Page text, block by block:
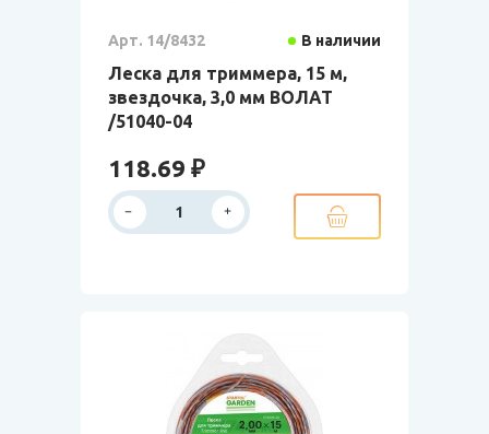
Арт. 14/8432 В наличии
Леска для триммера, 15 м,
звездочка, 3,0 мм ВОЛАТ
/51040-04
118.69 ₽